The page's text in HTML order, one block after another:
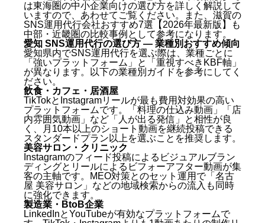
は東海圏の中小企業向けの選び方を詳しく解説して
いますので、あわせてご覧ください。また、 滋賀の
SNS運用代行会社おすすめ7選【2026年最新版】
も
中部・近畿圏の比較事例として参考になります。
愛知 SNS運用代行の選び方 — 業種別おすすめ傾向
愛知県内でSNS運用代行を選ぶ際は、業種ごとに
「強いプラットフォーム」と「重視すべきKBF軸」
が異なります。以下の業種別ガイドを参考にしてく
ださい。
飲食・カフェ・居酒屋
TikTokとInstagramリールが最も費用対効果の高い
プラットフォームです。「料理の仕込み動画」「店
内雰囲気動画」など「人が出る発信」と相性が良
く、月10本以上のショート動画を継続投稿できる
スタンダードプラン以上を選ぶことを推奨します。
美容サロン・クリニック
Instagramのフィード投稿によるビジュアルブラン
ディングとリールによるビフォーアフター動画が集
客の主軸です。MEO対策とのセット運用で「名古
屋 美容サロン」などの地域検索からの流入も同時
に強化できます。
製造業・BtoB企業
LinkedInとYouTubeが有効なプラットフォームで